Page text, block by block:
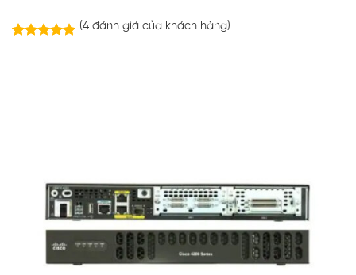
(4đánh giá của khách hàng)